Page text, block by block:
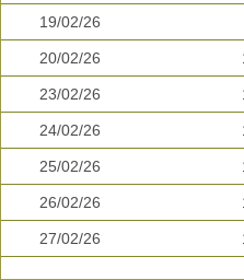
19/02/26
20/02/26
23/02/26
24/02/26
25/02/26
26/02/26
27/02/26